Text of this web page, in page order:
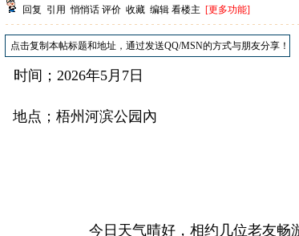
回复 引用 悄悄话 评价 收藏 编辑 看楼主 [更多功能]
点击复制本帖标题和地址，通过发送QQ/MSN的方式与朋友分享！
时间；2026年5月7日
地点；梧州 河滨公园 內
今日天气晴好，相约几位老友畅